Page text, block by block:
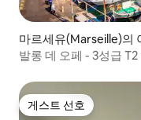
마르세유(Marseille)의
발롱 데 오페 - 3성급
게스트 선호
게스트 선호